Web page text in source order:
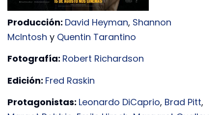
Producción: David Heyman, Shannon
McIntosh y Quentin Tarantino
Fotografía: Robert Richardson
Edición: Fred Raskin
Protagonistas: Leonardo DiCaprio, Brad Pitt,